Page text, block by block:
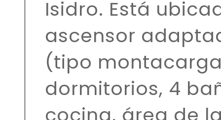
Isidro. Está
ascensor
(tipo
dormitorios, 4